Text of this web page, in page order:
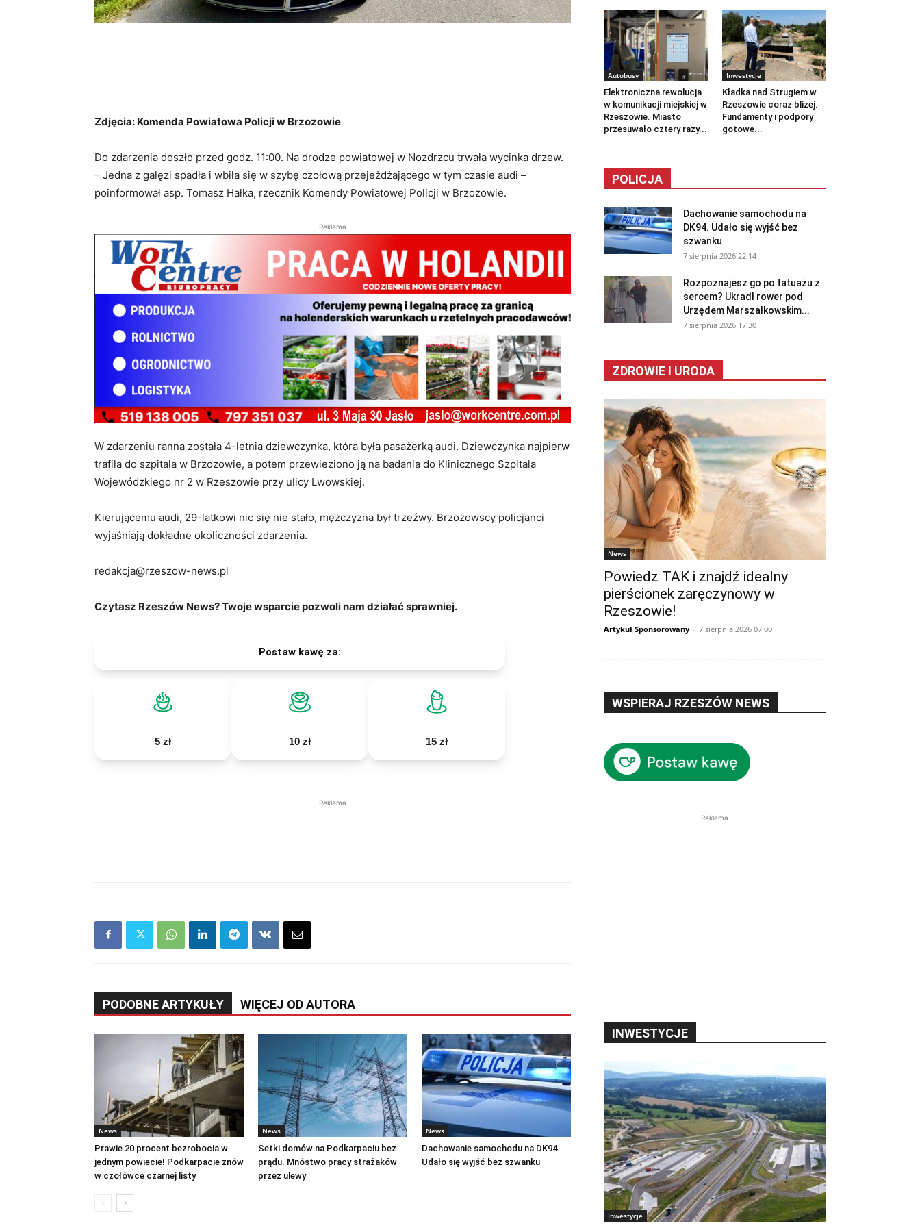
Zdjęcia: Komenda Powiatowa Policji w Brzozowie
Do zdarzenia doszło przed godz. 11:00. Na drodze powiatowej w Nozdrzcu trwała wycinka drzew.
– Jedna z gałęzi spadła i wbiła się w szybę czołową przejeżdżającego w tym czasie audi –
poinformował asp. Tomasz Hałka, rzecznik Komendy Powiatowej Policji w Brzozowie.
Reklama
W zdarzeniu ranna została 4-letnia dziewczynka, która była pasażerką audi. Dziewczynka najpierw
trafiła do szpitala w Brzozowie, a potem przewieziono ją na badania do Klinicznego Szpitala
Wojewódzkiego nr 2 w Rzeszowie przy ulicy Lwowskiej.
Kierującemu audi, 29-latkowi nic się nie stało, mężczyzna był trzeźwy. Brzozowscy policjanci
wyjaśniają dokładne okoliczności zdarzenia.
redakcja@rzeszow-news.pl
Czytasz Rzeszów News? Twoje wsparcie pozwoli nam działać sprawniej.
Postaw kawę za:
5 zł 10 zł 15 zł
Reklama
PODOBNE ARTYKUŁY WIĘCEJ OD AUTORA
News
Prawie 20 procent bezrobocia w
jednym powiecie! Podkarpacie znów
w czołówce czarnej listy
News
Setki domów na Podkarpaciu bez
prądu. Mnóstwo pracy strażaków
przez ulewy
News
Dachowanie samochodu na DK94.
Udało się wyjść bez szwanku
Autobusy
Elektroniczna rewolucja
w komunikacji miejskiej w
Rzeszowie. Miasto
przesuwało cztery razy...
Inwestycje
Kładka nad Strugiem w
Rzeszowie coraz bliżej.
Fundamenty i podpory
gotowe...
POLICJA
Dachowanie samochodu na
DK94. Udało się wyjść bez
szwanku
7 sierpnia 2026 22:14
Rozpoznajesz go po tatuażu z
sercem? Ukradł rower pod
Urzędem Marszałkowskim...
7 sierpnia 2026 17:30
ZDROWIE I URODA
News
Powiedz TAK i znajdź idealny
pierścionek zaręczynowy w
Rzeszowie!
Artykuł Sponsorowany - 7 sierpnia 2026 07:00
WSPIERAJ RZESZÓW NEWS
Reklama
INWESTYCJE
Inwestycje